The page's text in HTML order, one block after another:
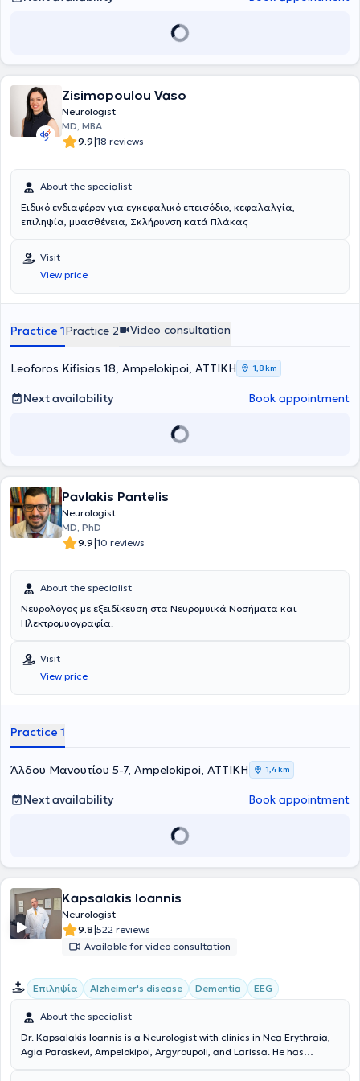
Zisimopoulou Vaso
Neurologist
MD, MBA
9.9|18 reviews
About the specialist
Ειδικό ενδιαφέρον για εγκεφαλικό επεισόδιο, κεφαλαλγία,
επιληψία, μυασθένεια, Σκλήρυνση κατά Πλάκας
Visit
View price
Practice 1Practice 2 Video consultation
Leoforos Kifisias 18, Ampelokipoi, ΑΤΤΙΚΗ 1,8 km
Next availability Book appointment
Pavlakis Pantelis
Neurologist
MD, PhD
9.9|10 reviews
About the specialist
Νευρολόγος με εξειδίκευση στα Νευρομυϊκά Νοσήματα και
Ηλεκτρομυογραφία.
Visit
View price
Practice 1
Άλδου Μανουτίου 5-7, Ampelokipoi, ΑΤΤΙΚΗ 1,4 km
Next availability Book appointment
Kapsalakis Ioannis
Neurologist
9.8|522 reviews
Available for video consultation
Επιληψία Alzheimer's disease Dementia EEG
About the specialist
Dr. Kapsalakis Ioannis is a Neurologist with clinics in Nea Erythraia,
Agia Paraskevi, Ampelokipoi, Argyroupoli, and Larissa. He has